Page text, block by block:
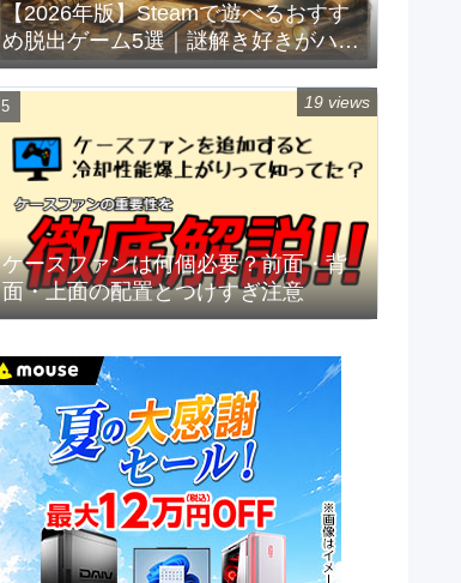
【2026年版】Steamで遊べるおすす
め脱出ゲーム5選｜謎解き好きがハマ
る名作だけ厳選
ケースファンは何個必要？前面・背
面・上面の配置とつけすぎ注意
19 views